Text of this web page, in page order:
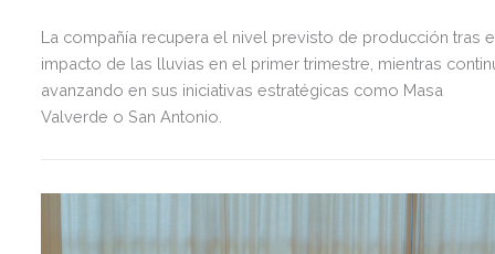
La compañía recupera el nivel previsto de producción tras
impacto de las lluvias en el primer trimestre, mientras
avanzando en sus iniciativas estratégicas como Masa
Valverde o San Antonio.